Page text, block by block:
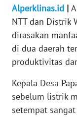
Alperklinas.id |
NTT dan Distrik
dirasakan
di dua daerah
produktivitas
Kepala Desa
sebelum listrik
setempat
SIBER
REDAKSI
KARIR
DISCLAIMER
Wahana